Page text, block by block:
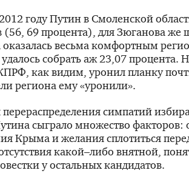
году Путин в Смоленской
(56, 69 процента), для Зюганова же
весьма комфортным
удалось собрать аж 23,07
как видим, уронил планку
региона ему «уронили».
симпатий
сыграло множество факторов:
Крыма и желания сплотиться
какой–либо внятной,
у остальных кандидатов.